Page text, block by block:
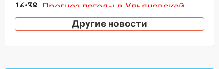
16:38 Прогноз погоды в Ульяновской
области на 9 августа
Другие новости